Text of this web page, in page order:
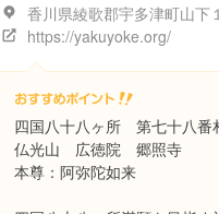
https://yakuyoke.org/
四国八十八ヶ所 第七十八番
仏光山 広徳院 郷照寺
本尊：阿弥陀如来